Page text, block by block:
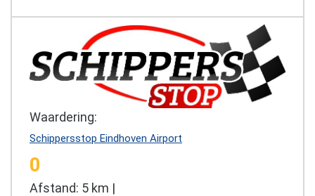
Waardering:
Schippersstop Eindhoven Airport
0
Afstand: 5 km |